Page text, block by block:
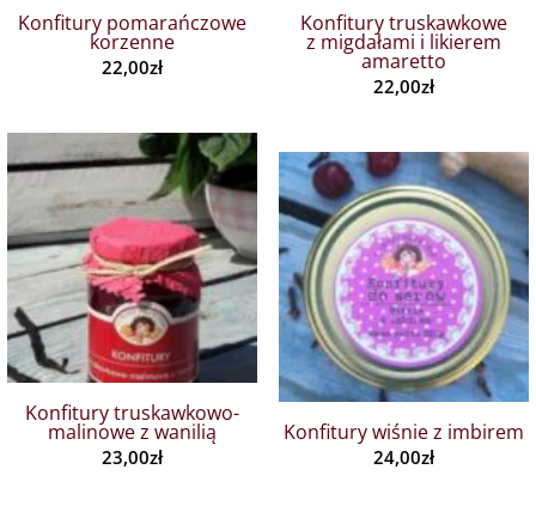
Konfitury pomarańczowe
korzenne
22,00zł
Konfitury truskawkowe
z migdałami i likierem
amaretto
22,00zł
Konfitury truskawkowo-
malinowe z wanilią
23,00zł
Konfitury wiśnie z imbirem
24,00zł